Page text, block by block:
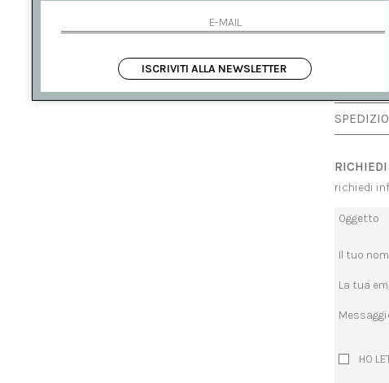
richiedi
Oggetto
Il tuo
La tua
HO
ISCRIVITI ALLA NEWSLETTER